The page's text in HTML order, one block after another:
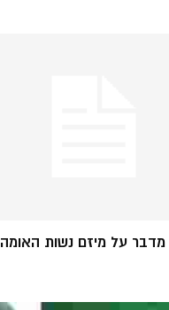
מדבר על מיזם נשות האומה